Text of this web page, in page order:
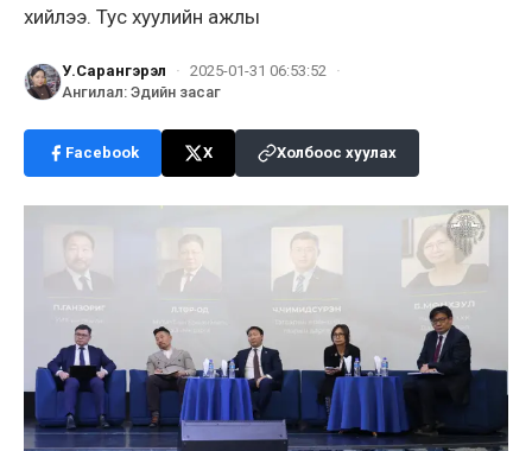
хийлээ. Тус хуулийн ажлы
У.Сарангэрэл · 2025-01-31 06:53:52
·
Ангилал: Эдийн засаг
Facebook X Холбоос хуулах